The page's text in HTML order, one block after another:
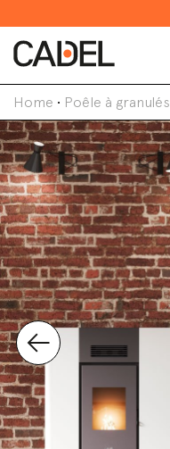
Home • Poêle à granulés